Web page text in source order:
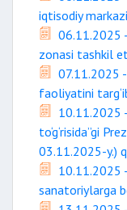
iqtisodiy
06.11.2025
zonasi tashkil
07.11.2025
faoliyatini
10.11.2025
to‘g‘risida”gi
03.11.2025-y.)
10.11.2025
sanatoriylarga